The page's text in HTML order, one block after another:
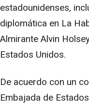
estadounidenses,
diplomática en La
Almirante Alvin
Estados Unidos.
De acuerdo con un
Embajada de